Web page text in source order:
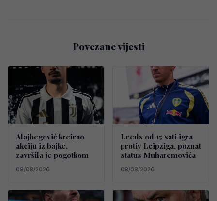
Povezane vijesti
Alajbegović kreirao
akciju iz bajke,
završila je pogotkom
08/08/2026
Leeds od 15 sati igra
protiv Leipziga, poznat
status Muharemovića
08/08/2026